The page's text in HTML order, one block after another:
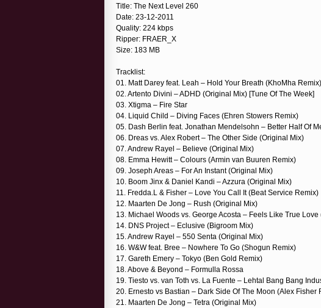
Title: The Next Level 260
Date: 23-12-2011
Quality: 224 kbps
Ripper: FRAER_X
Size: 183 MB
Tracklist:
01. Matt Darey feat. Leah – Hold Your Breath (KhoMha Remix)
02. Artento Divini – ADHD (Original Mix) [Tune Of The Week]
03. Xtigma – Fire Star
04. Liquid Child – Diving Faces (Ehren Stowers Remix)
05. Dash Berlin feat. Jonathan Mendelsohn – Better Half Of
06. Dreas vs. Alex Robert – The Other Side (Original Mix)
07. Andrew Rayel – Believe (Original Mix)
08. Emma Hewitt – Colours (Armin van Buuren Remix)
09. Joseph Areas – For An Instant (Original Mix)
10. Boom Jinx & Daniel Kandi – Azzura (Original Mix)
11. Fredda.L & Fisher – Love You Call It (Beat Service Remix)
12. Maarten De Jong – Rush (Original Mix)
13. Michael Woods vs. George Acosta – Feels Like True
14. DNS Project – Eclusive (Bigroom Mix)
15. Andrew Rayel – 550 Senta (Original Mix)
16. W&W feat. Bree – Nowhere To Go (Shogun Remix)
17. Gareth Emery – Tokyo (Ben Gold Remix)
18. Above & Beyond – Formulla Rossa
19. Tiesto vs. van Toth vs. La Fuente – Lehtal Bang Bang
20. Ernesto vs Bastian – Dark Side Of The Moon (Alex Fisher
21. Maarten De Jong – Tetra (Original Mix)